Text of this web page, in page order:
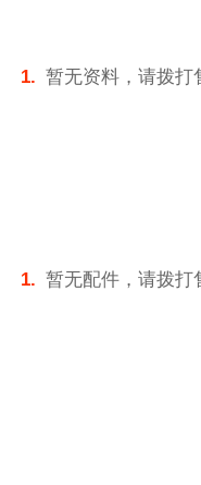
1. 暂无资料，请拨打
1. 暂无配件，请拨打